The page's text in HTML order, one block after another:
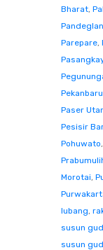
Bharat,
Parepare,
Pekanbaru
Paser
Pesisir
Pohuwato,
Morotai,
lubang,
susun
susun